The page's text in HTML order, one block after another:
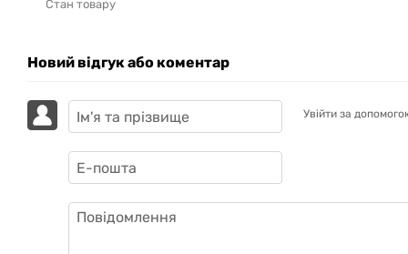
Стан товару
Новий відгук або коментар
Увійти за